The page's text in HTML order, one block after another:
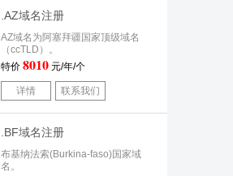
.AZ域名注册
AZ域名为阿塞拜疆国家顶级域名
（ccTLD）。
特价 8010 元/年/个
详情 联系我们
.BF域名注册
布基纳法索(Burkina-faso)国家域
名。